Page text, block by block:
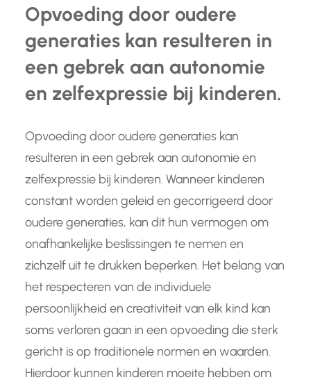
Opvoeding door oudere
generaties kan resulteren in
een gebrek aan autonomie
en zelfexpressie bij kinderen.
Opvoeding door oudere generaties kan
resulteren in een gebrek aan autonomie en
zelfexpressie bij kinderen. Wanneer kinderen
constant worden geleid en gecorrigeerd door
oudere generaties, kan dit hun vermogen om
onafhankelijke beslissingen te nemen en
zichzelf uit te drukken beperken. Het belang van
het respecteren van de individuele
persoonlijkheid en creativiteit van elk kind kan
soms verloren gaan in een opvoeding die sterk
gericht is op traditionele normen en waarden.
Hierdoor kunnen kinderen moeite hebben om